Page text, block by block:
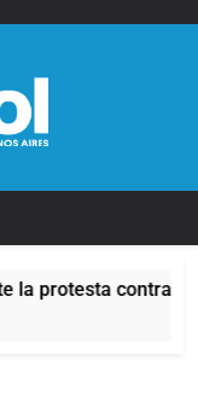
contra la